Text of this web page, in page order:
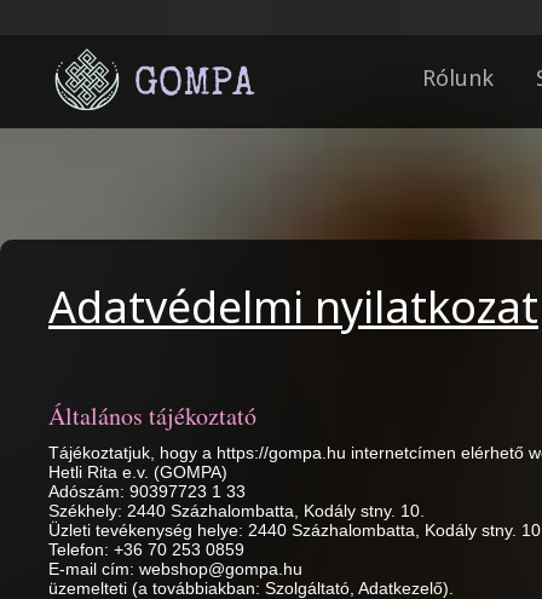
Rólunk
Adatvédelmi nyilatkozat
Általános tájékoztató
Tájékoztatjuk, hogy a https://gompa.hu internetcímen elérhető
Hetli Rita e.v. (GOMPA)
Adószám: 90397723 1 33
Székhely: 2440 Százhalombatta, Kodály stny. 10.
Üzleti tevékenység helye: 2440 Százhalombatta, Kodály stny.
Telefon: +36 70 253 0859
E-mail cím: webshop@gompa.hu
üzemelteti (a továbbiakban: Szolgáltató, Adatkezelő).